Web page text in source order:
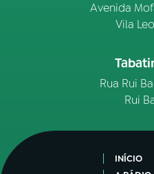
Avenida
Vila
Rua Rui
Rui
INÍCIO